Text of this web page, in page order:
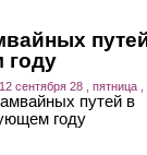
году
сентября 28 , пятница ,
путей в
году